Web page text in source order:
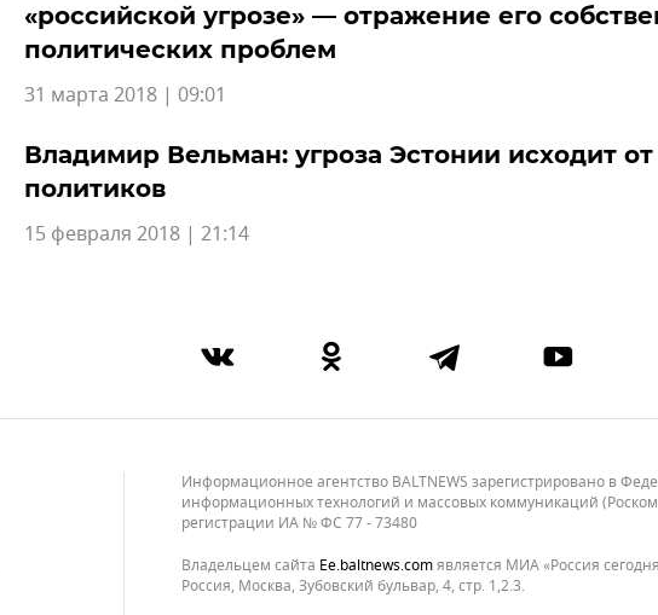
«российской угрозе» — отражение его
политических проблем
31 марта 2018 | 09:01
Владимир Вельман: угроза Эстонии исходит от
политиков
15 февраля 2018 | 21:14
Информационное агентство BALTNEWS зарегистрировано в
информационных технологий и массовых коммуникаций
регистрации ИА № ФС 77 - 73480
Владельцем сайта
ee.baltnews.comявляется МИА «Россия
Россия, Москва, Зубовский бульвар, 4, стр. 1,2.3.